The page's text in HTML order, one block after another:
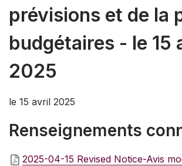
prévisions et de la
budgétaires - le 15
2025
le 15 avril 2025
Renseignements
2025-04-15 Revised Notice-Avis